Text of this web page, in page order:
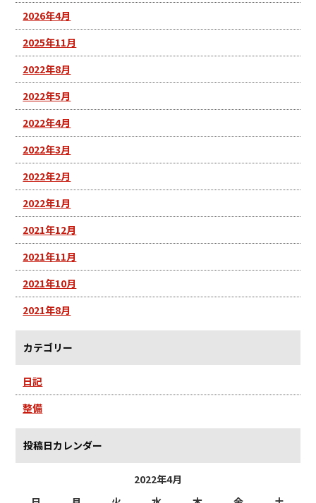
2026年4月
2025年11月
2022年8月
2022年5月
2022年4月
2022年3月
2022年2月
2022年1月
2021年12月
2021年11月
2021年10月
2021年8月
カテゴリー
日記
整備
投稿日カレンダー
2022年4月